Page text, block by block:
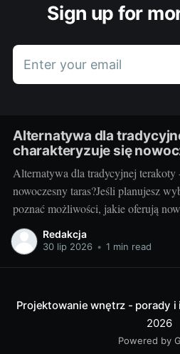
Sign up for
Enter your email
Alternatywa dla
charakteryzuje się
Alternatywa dla tradycyjnej terakoty
nowoczesny taras?Jeśli planujesz
poznać możliwości, jakie oferują
Można przecież zdecydować się na
tradycyjną terakotę. Ale jak wygląda
Redakcja
30 lip 2026 • 1 min read
Projektowanie wnętrz - porady
2026
Powered by